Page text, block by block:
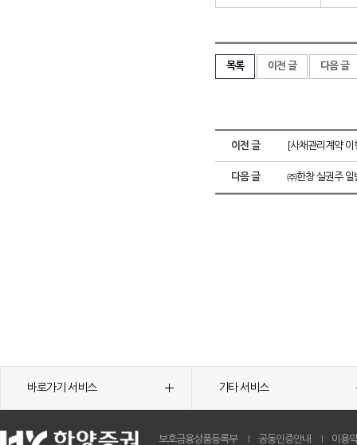
목록 이전 글 다음 글
이전 글 [사채관리계약
다음 글 ㈜한창 실권주 일
바로가기 서비스 기타 서비스
보호금융상품등록부 공동인증안내 이용